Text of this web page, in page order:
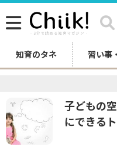
知育のタネ 習い事
子どもの
にできる